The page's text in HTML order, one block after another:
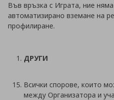
Във връзка с Играта, ние
автоматизирано вземане на
профилиране.
ДРУГИ
Всички спорове, които
между Организатора и